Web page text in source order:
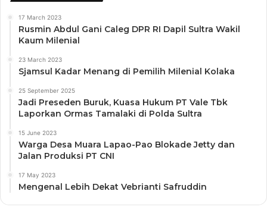
17 March 2023
Rusmin Abdul Gani Caleg DPR RI Dapil Sultra Wakil
Kaum Milenial
23 March 2023
Sjamsul Kadar Menang di Pemilih Milenial Kolaka
25 September 2025
Jadi Preseden Buruk, Kuasa Hukum PT Vale Tbk
Laporkan Ormas Tamalaki di Polda Sultra
15 June 2023
Warga Desa Muara Lapao-Pao Blokade Jetty dan
Jalan Produksi PT CNI
17 May 2023
Mengenal Lebih Dekat Vebrianti Safruddin